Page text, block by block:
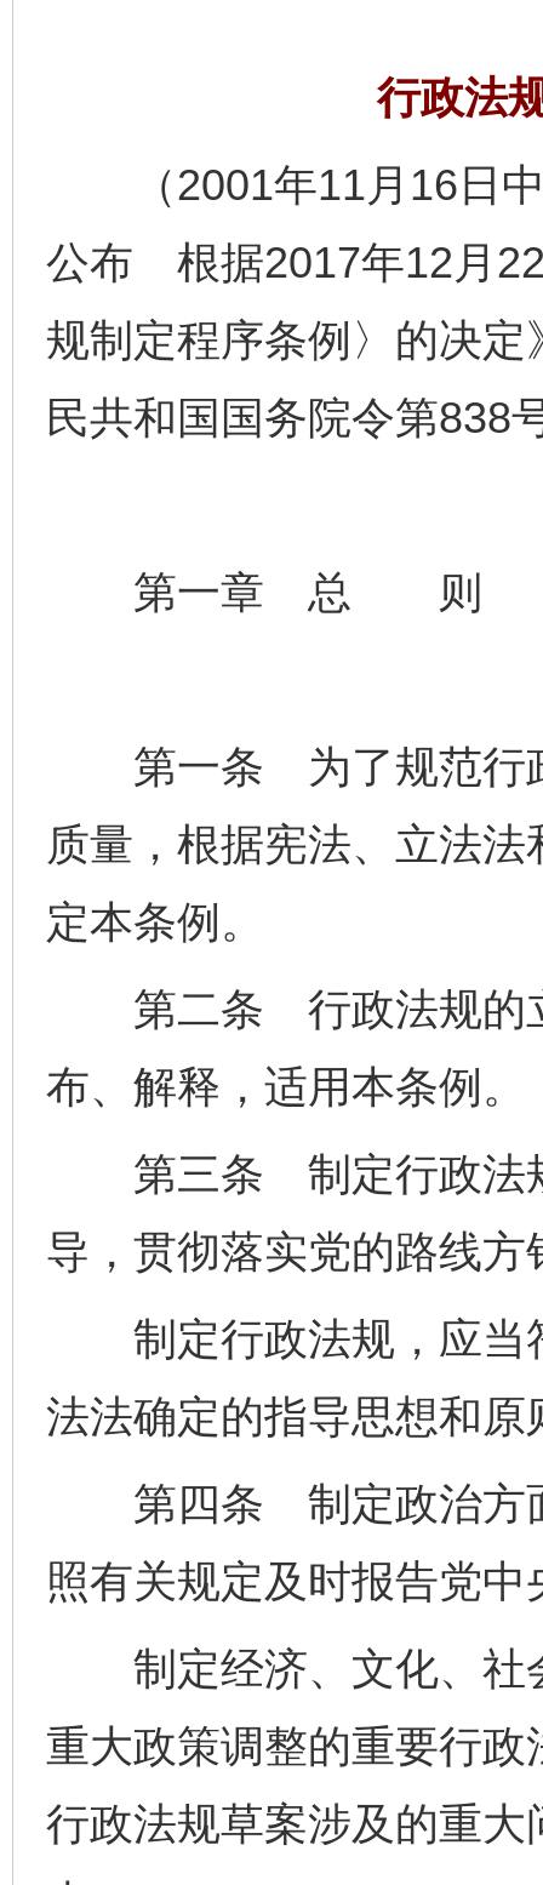
行政法
（2001年11月16日中
公布 根据2017年12月
规制定程序条例〉的决
民共和国国务院令第838
第一章 总 则
第一条 为了规范行政
质量，根据宪法、立法
定本条例。
第二条 行政法规的立
布、解释，适用本条例。
第三条 制定行政法规
导，贯彻落实党的路线
制定行政法规，应当
法法确定的指导思想和原
第四条 制定政治方面
照有关规定及时报告党中
制定经济、文化、社
重大政策调整的重要行
行政法规草案涉及的重